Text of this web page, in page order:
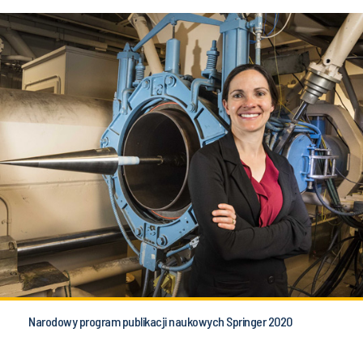
Narodowy program publikacji naukowych Springer 2020